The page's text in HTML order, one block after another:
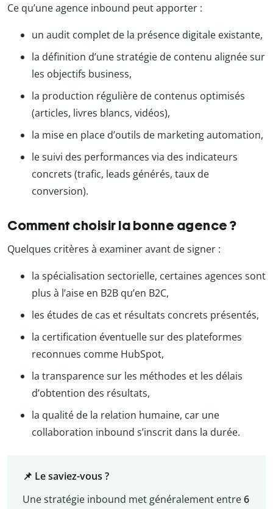
Ce qu’une agence inbound peut apporter :
un audit complet de la présence digitale existante,
la définition d’une stratégie de contenu alignée sur
les objectifs business,
la production régulière de contenus optimisés
(articles, livres blancs, vidéos),
la mise en place d’outils de marketing automation,
le suivi des performances via des indicateurs
concrets (trafic, leads générés, taux de
conversion).
Comment choisir la bonne agence ?
Quelques critères à examiner avant de signer :
la spécialisation sectorielle, certaines agences sont
plus à l’aise en B2B qu’en B2C,
les études de cas et résultats concrets présentés,
la certification éventuelle sur des plateformes
reconnues comme HubSpot,
la transparence sur les méthodes et les délais
d’obtention des résultats,
la qualité de la relation humaine, car une
collaboration inbound s’inscrit dans la durée.
📌 Le saviez-vous ?
Une stratégie inbound met généralement entre6